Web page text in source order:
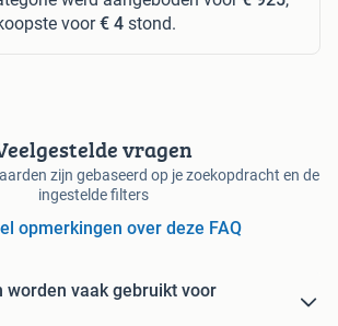
voor€ 4 stond.
vragen
zijn gebaseerd op je zoekopdracht en de
ingestelde filters
opmerkingen over deze FAQ
worden vaak gebruikt voor